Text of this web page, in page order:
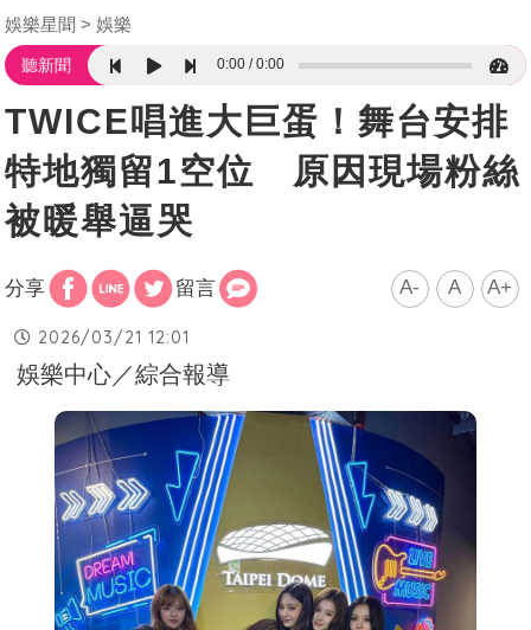
娛樂星聞 娛樂
聽新聞 0:00 0:00
TWICE唱進大巨蛋！舞台安排
特地獨留1空位 原因現場粉絲
被暖舉逼哭
分享 留言 A- A A+
2026/03/21 12:01
娛樂中心／綜合報導